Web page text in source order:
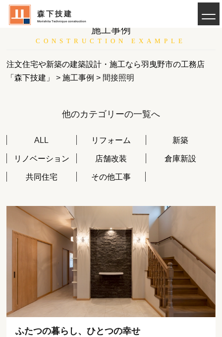
森下技建
Morishita Technique construction
施工事例
CONSTRUCTION EXAMPLE
注文住宅や新築の建築設計・施工なら羽曳野市の工務店
「森下技建」
>施工事例 > 間接照明
他のカテゴリーの一覧へ
ALL リフォーム 新築
リノベーション 店舗改装 倉庫新設
共同住宅 その他工事
ふたつの暮らし、ひとつの幸せ